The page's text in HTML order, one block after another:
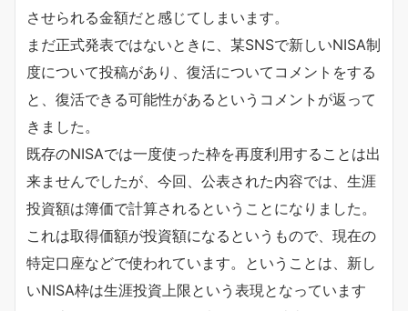
させられる金額だと感じてしまいます。
まだ正式発表ではないときに、某SNSで新しいNISA制
度について投稿があり、復活についてコメントをする
と、復活できる可能性があるというコメントが返って
きました。
既存のNISAでは一度使った枠を再度利用することは出
来ませんでしたが、今回、公表された内容では、生涯
投資額は簿価で計算されるということになりました。
これは取得価額が投資額になるというもので、現在の
特定口座などで使われています。ということは、新し
いNISA枠は生涯投資上限という表現となっています